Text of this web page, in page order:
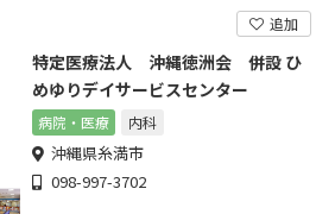
追加
特定医療法人 沖縄徳洲会 併設 ひ
めゆりデイサービスセンター
病院・医療 内科
沖縄県糸満市
098-997-3702